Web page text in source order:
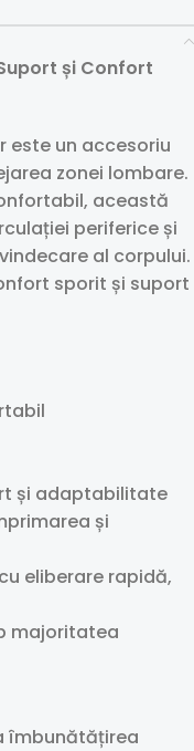
și Confort
este un accesoriu
zonei lombare.
această
periferice și
al corpului.
sporit și suport
și adaptabilitate
și
eliberare rapidă,
majoritatea
îmbunătățirea